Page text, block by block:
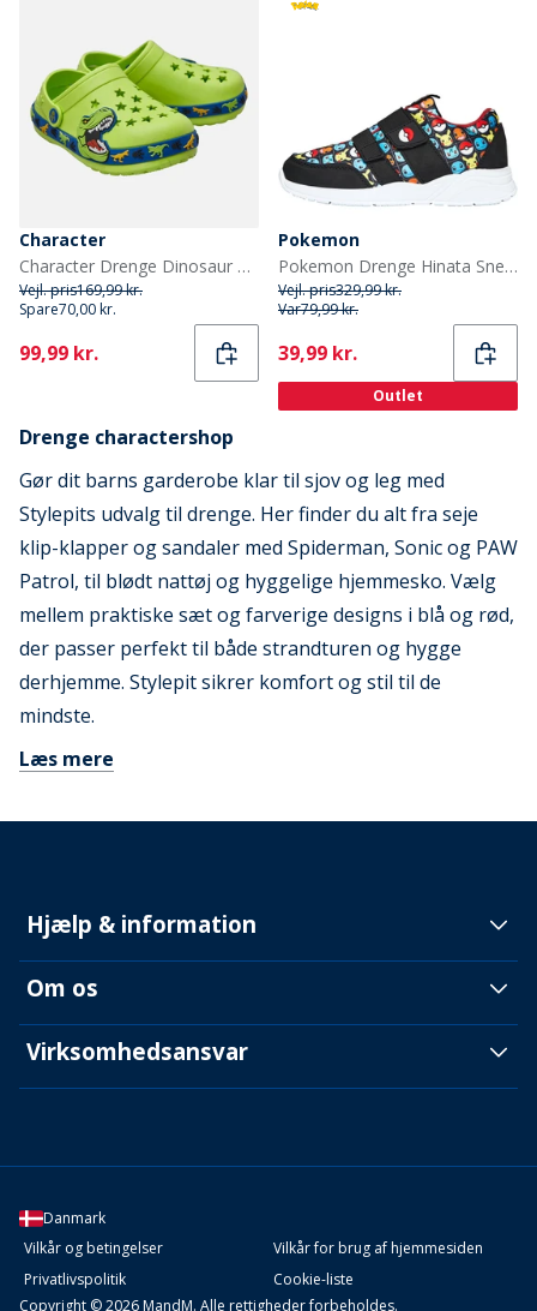
Character
Character Drenge Dinosaur Mønster Clogs Grøn
Vejl. pris169,99 kr.
Spare70,00 kr.
Current
99,99 kr.
Pokemon
Pokemon Drenge Hinata Sneakers Sort/Multi
Vejl. pris329,99 kr.
Var79,99 kr.
Current
39,99 kr.
Outlet
Drenge charactershop
Gør dit barns garderobe klar til sjov og leg med
Stylepits udvalg til drenge. Her finder du alt fra seje
klip-klapper og sandaler med Spiderman, Sonic og PAW
Patrol, til blødt nattøj og hyggelige hjemmesko. Vælg
mellem praktiske sæt og farverige designs i blå og rød,
der passer perfekt til både strandturen og hygge
derhjemme. Stylepit sikrer komfort og stil til de
mindste.
Læs mere
Hjælp & information
Om os
Virksomhedsansvar
Danmark
Vilkår og betingelser
Vilkår for brug af hjemmesiden
Privatlivspolitik
Cookie-liste
Copyright © 2026 MandM. Alle rettigheder forbeholdes.